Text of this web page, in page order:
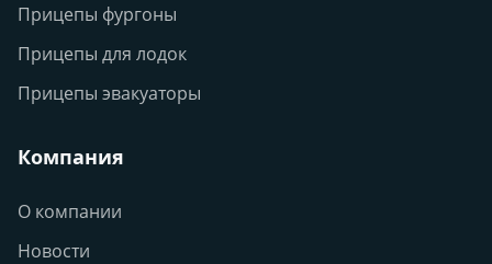
Прицепы фургоны
Прицепы для лодок
Прицепы эвакуаторы
Компания
О компании
Новости